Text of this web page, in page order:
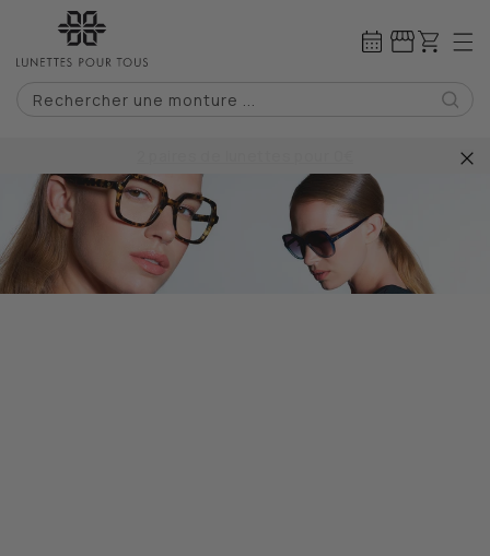
PASSER AU
CONTENU
Rechercher une monture ...
Panier